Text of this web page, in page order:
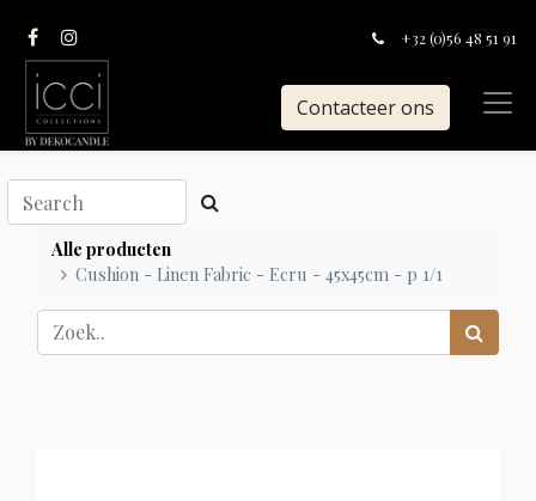
+32 (0)56 48 51 91
Contacteer ons
Alle producten
Cushion - Linen Fabric - Ecru - 45x45cm - p 1/1